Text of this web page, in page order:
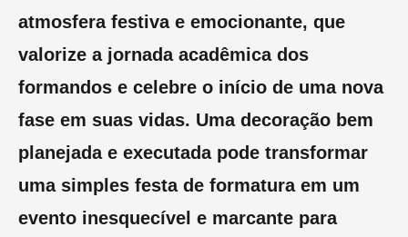
atmosfera festiva e emocionante, que
valorize a jornada acadêmica dos
formandos e celebre o início de uma nova
fase em suas vidas. Uma decoração bem
planejada e executada pode transformar
uma simples festa de formatura em um
evento inesquecível e marcante para